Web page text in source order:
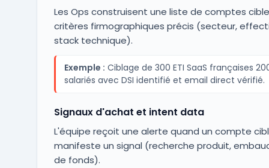
Les Ops construisent une liste de comptes
critères firmographiques précis (secteur,
stack technique).
Exemple : Ciblage de 300 ETI SaaS françaises
salariés avec DSI identifié et email direct vérifié.
Signaux d'achat et intent data
L'équipe reçoit une alerte quand un compte
manifeste un signal (recherche produit,
de fonds).